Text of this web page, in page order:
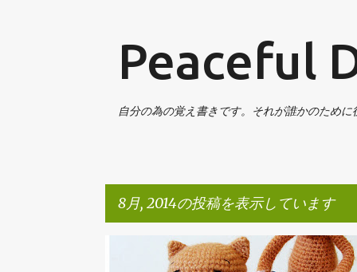
Peaceful
自分の為の覚え書きです。それが誰かのために
8月, 2014の投稿を表示しています
スーパーマーケット マックスバリュ ヤマ